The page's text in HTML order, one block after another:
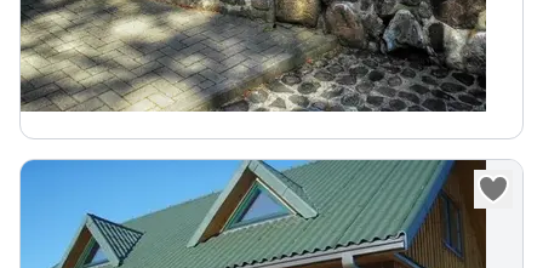
Pakrantė maudynėms Pirtis
Nuo 400€ parai